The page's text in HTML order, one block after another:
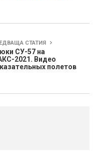
СТАТИЯ
СУ-57 на
2021. Видео
полетов